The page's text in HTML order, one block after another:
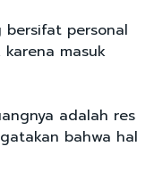
bersifat personal
masuk
adalah res
bahwa hal